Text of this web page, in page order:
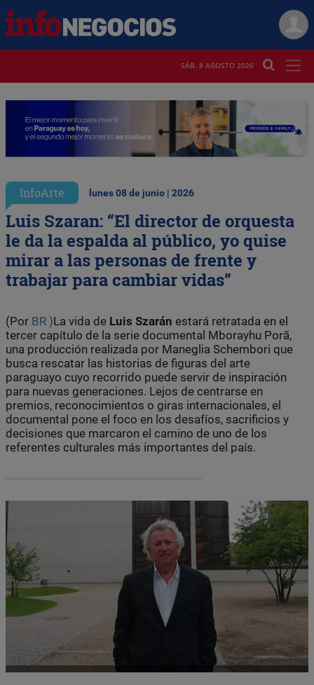
SÁB. 8 AGOSTO 2026
InfoArte lunes 08 de junio | 2026
Luis Szaran: “El director de orquesta
le da la espalda al público, yo quise
mirar a las personas de frente y
trabajar para cambiar vidas”
(Por BR )La vida de Luis Szarán estará retratada en el
tercer capítulo de la serie documental Mborayhu Porã,
una producción realizada por Maneglia Schembori que
busca rescatar las historias de figuras del arte
paraguayo cuyo recorrido puede servir de inspiración
para nuevas generaciones. Lejos de centrarse en
premios, reconocimientos o giras internacionales, el
documental pone el foco en los desafíos, sacrificios y
decisiones que marcaron el camino de uno de los
referentes culturales más importantes del país.